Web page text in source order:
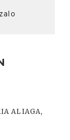
ALIAGA,